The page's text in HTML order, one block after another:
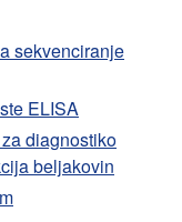
sekvenciranje
ELISA
diagnostiko
beljakovin